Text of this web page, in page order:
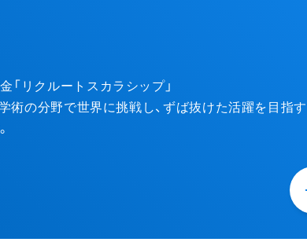
「リクルートスカラシップ」
術の分野で世界に挑戦し、ずば抜けた活躍を目指